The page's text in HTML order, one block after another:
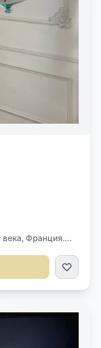
века, Франция.
Высота 75 см.